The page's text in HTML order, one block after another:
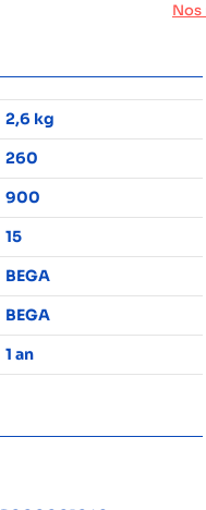
Nos
2,6 kg
260
900
15
BEGA
BEGA
1 an